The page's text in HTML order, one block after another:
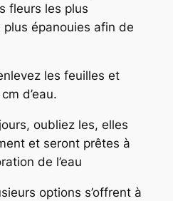
fleurs les plus
épanouies afin de
les feuilles et
d’eau.
oubliez les, elles
et seront prêtes à
de l’eau
options s’offrent à